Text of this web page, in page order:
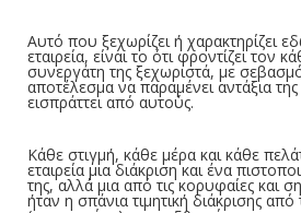
Αυτό που ξεχωρίζει ή χαρακτηρίζει
εταιρεία, είναι το ότι φροντίζει τον
συνεργάτη της ξεχωριστά, με
αποτέλεσμα να παραμένει αντάξια
εισπράττει από αυτούς.
Κάθε στιγμή, κάθε μέρα και κάθε
εταιρεία μια διάκριση και ένα
της, αλλά μια από τις κορυφαίες και
ήταν η σπάνια τιμητική διάκρισης